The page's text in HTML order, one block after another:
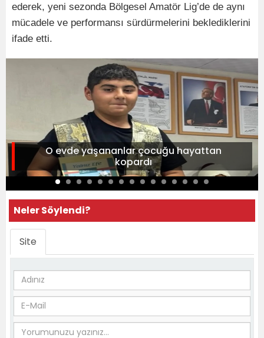
ederek, yeni sezonda Bölgesel Amatör Lig’de de aynı
mücadele ve performansı sürdürmelerini beklediklerini
ifade etti.
O evde yaşananlar çocuğu hayattan
kopardı
Neler Söylendi?
Site